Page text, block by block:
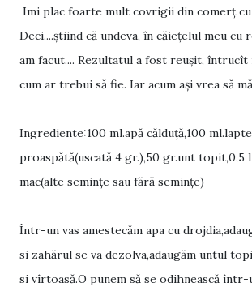
Imi plac foarte mult covrigii din comerț cu
Deci....știind că undeva, în căiețelul meu
am facut.... Rezultatul a fost reușit, întrucît
cum ar trebui să fie. Iar acum ași vrea să
Ingrediente:100 ml.apă călduţă,100
proaspătă(uscată 4 gr.),50 gr.unt topit,0,5
mac(alte seminţe sau fără seminţe)
Într-un vas amestecăm apa cu
si zahărul se va dezolva,adaugăm untul
si vîrtoasă.O punem să se odihnească